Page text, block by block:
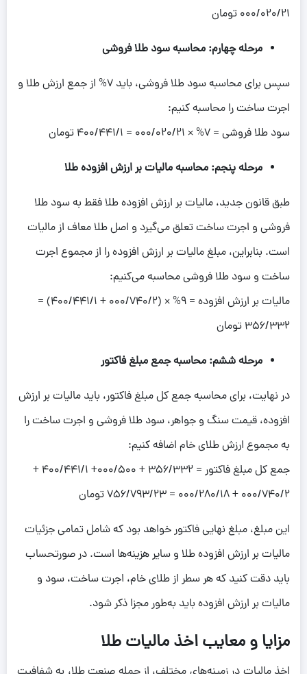
000/020/21 تومان
مرحله چهارم: محاسبه سود طلا فروشی
سپس برای محاسبه سود طلا فروشی، باید ۷% از جمع ارزش طلا و
اجرت ساخت را محاسبه کنیم:
سود طلا فروشی = 7% × 000/020/21 = 400/441/1 تومان
مرحله پنجم: محاسبه مالیات بر ارزش افزوده طلا
طبق قانون جدید، مالیات بر ارزش افزوده طلا فقط به سود طلا
فروشی و اجرت ساخت تعلق می‌گیرد و اصل طلا معاف از مالیات
است. بنابراین، مبلغ مالیات بر ارزش افزوده را از مجموع اجرت
ساخت و سود طلا فروشی محاسبه می‌کنیم:
مالیات بر ارزش افزوده = 9% × (000/740/2 + 400/441/1) =
356/332 تومان
مرحله ششم: محاسبه جمع مبلغ فاکتور
در نهایت، برای محاسبه جمع کل مبلغ فاکتور، باید مالیات بر ارزش
افزوده، قیمت سنگ و جواهر، سود طلا فروشی و اجرت ساخت را
به مجموع ارزش طلای خام اضافه کنیم:
جمع کل مبلغ فاکتور = 356/332 + 000/500+ 400/441/1 +
000/740/2 + 000/280/18 = 756/793/23 تومان
این مبلغ، مبلغ نهایی فاکتور خواهد بود که شامل تمامی جزئیات
مالیات بر ارزش افزوده طلا و سایر هزینه‌ها است. در صورتحساب
باید دقت کنید که هر سطر از طلای خام، اجرت ساخت، سود و
مالیات بر ارزش افزوده باید به‌طور مجزا ذکر شود.
مزایا و معایب اخذ مالیات طلا